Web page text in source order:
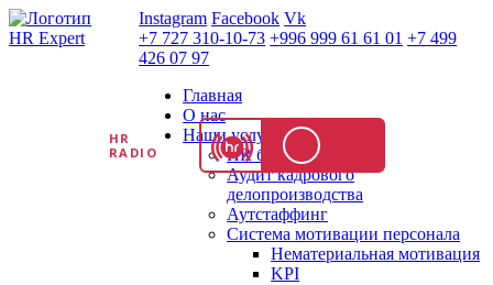
Instagram Facebook Vk
+7 727 310-10-73 +996 999 61 61 01 +7 499
426 07 97
Главная
О нас
Наши услуги
HR бизнес партнер
Аудит кадрового
делопроизводства
Аутстаффинг
Система мотивации персонала
Нематериальная мотивация
KPI
HR
RADIO